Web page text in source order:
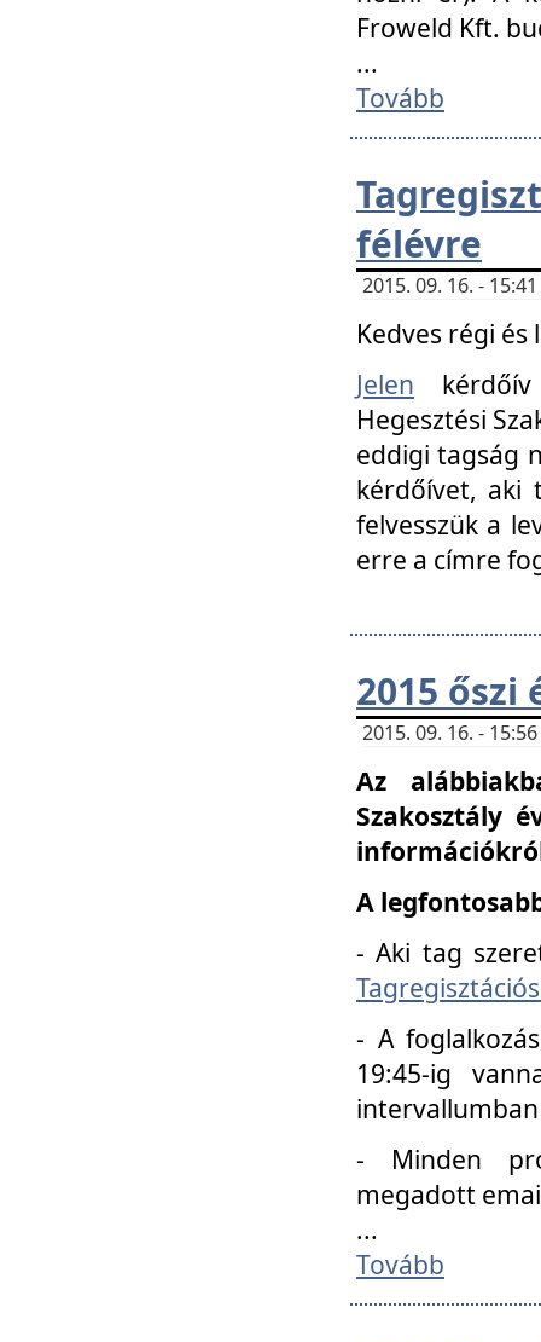
Froweld Kft.
...
Tovább
félévre
2015. 09. 16. -
Kedves régi
Jelen
Hegesztési
eddigi tagság
kérdőívet, aki
felvesszük a
erre a címre
2015 őszi
2015. 09. 16. -
Az
Szakosztály
A
- Aki tag
- A
19:45-ig
- Minden
megadott
...
Tovább